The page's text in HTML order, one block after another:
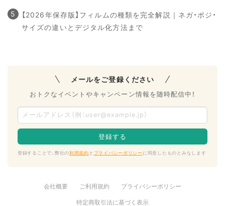
【2026年保存版】フィルムの種類を完全解説｜ネガ・ポジ・
サイズの違いとデジタル化方法まで
メールをご登録ください
おトクなイベントやキャンペーン情報を随時配信中！
登録することで、弊社の利用規約と プライバシーポリシーに同意したものとみなします
会社概要 ご利用規約 プライバシーポリシー
特定商取引法に基づく表示